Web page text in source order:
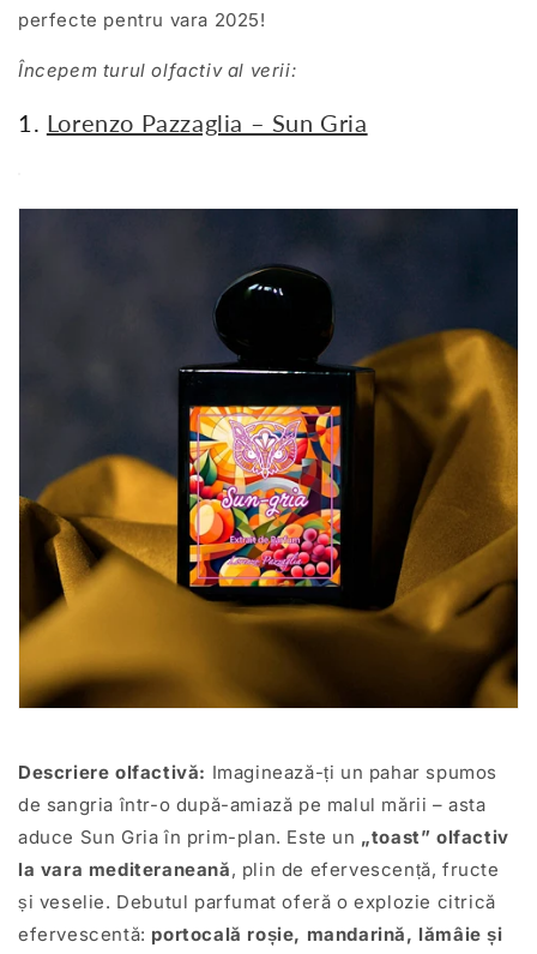
perfecte pentru vara 2025!
Începem turul olfactiv al verii:
1. Lorenzo Pazzaglia – Sun Gria
Descriere olfactivă: Imaginează-ți un pahar spumos
de sangria într-o după-amiază pe malul mării – asta
aduce Sun Gria în prim-plan. Este un „toast” olfactiv
la vara mediteraneană, plin de efervescență, fructe
și veselie. Debutul parfumat oferă o explozie citrică
efervescentă: portocală roșie, mandarină, lămâie și